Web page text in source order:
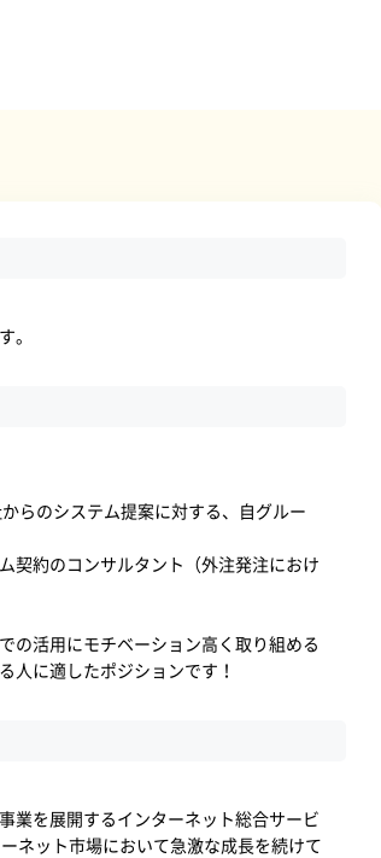
。
らのシステム提案に対する、自グルー
契約のコンサルタント（外注発注におけ
の活用にモチベーション高く取り組める
人に適したポジションです！
業を展開するインターネット総合サービ
ネット市場において急激な成長を続けて